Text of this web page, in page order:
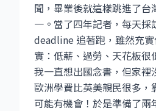
聞，畢業後就這樣跳進了台
一。當了四年記者，每天採
deadline 追著跑，雖然充
實：低薪、過勞、天花板很
我一直想出國念書，但家裡
歐洲學費比英美親民很多，
可能有機會！於是準備了兩